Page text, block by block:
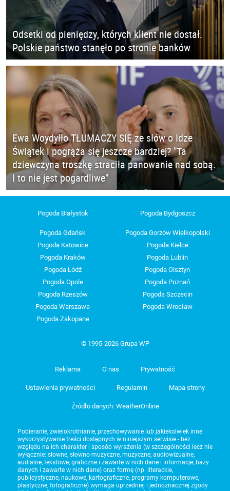
Odsetki od pieniędzy, których klient nie dostał.
Polskie państwo stanęło po stronie banków
Ewa Woydyłło TŁUMACZY SIĘ ze słów o Idze
Świątek i pogrąża się jeszcze bardziej? "Ta
dziewczyna troszkę straciła panowanie nad sobą.
I to nie jest pogardliwe"
Pogoda Białystok Pogoda Bydgoszcz
Pogoda Gdańsk
Pogoda Gorzów Wielkopolski
Pogoda Katowice
Pogoda Kielce
Pogoda Kraków
Pogoda Lublin
Pogoda Łódź
Pogoda Olsztyn
Pogoda Opole
Pogoda Poznań
Pogoda Rzeszów
Pogoda Szczecin
Pogoda Warszawa
Pogoda Wrocław
Pogoda Zakopane
© 1995-2026 Grupa WP
Reklama O nas Prywatność
Ustawienia prywatności Regulamin Mapa strony
Źródło danych: WeatherOnline
Pobieranie, zwielokrotnianie, przechowywanie lub jakiekolwiek inne
wykorzystywanie treści dostępnych w niniejszym serwisie - bez
względu na ich charakter i sposób wyrażenia (w szczególności lecz nie
wyłącznie: słowne, słowno-muzyczne, muzyczne, audiowizualne,
audialne, tekstowe, graficzne i zawarte w nich dane i informacje, bazy
danych i zawarte w nich dane) oraz formę (np. literackie,
publicystyczne, naukowe, kartograficzne, programy komputerowe,
plastyczne, fotograficzne) wymaga uprzedniej i jednoznacznej zgody